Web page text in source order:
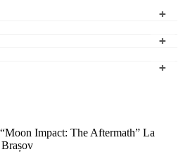
MEDIA
Brașoveni
Impact: The Aftermath” La